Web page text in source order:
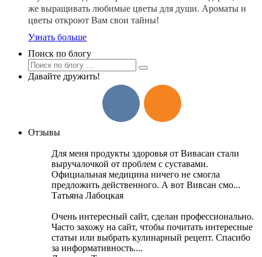
же выращивать любимые цветы для души. Ароматы и
цветы откроют Вам свои тайны!
Узнать больше
Поиск по блогу
Давайте дружить!
Отзывы
Для меня продукты здоровья от Вивасан стали
выручалочкой от проблем с суставами.
Официальная медицина ничего не смогла
предложить действенного. А вот Вивсан смо...
Татьяна Лабоцкая
Очень интересный сайт, сделан профессионально.
Часто захожу на сайт, чтобы почитать интересные
статьи или выбрать кулинарный рецепт. Спасибо
за информативность....